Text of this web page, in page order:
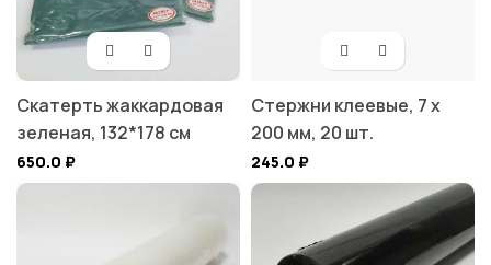
Скатерть жаккардовая
зеленая, 132*178 см
650.0 ₽
Стержни клеевые, 7 х
200 мм, 20 шт.
245.0 ₽